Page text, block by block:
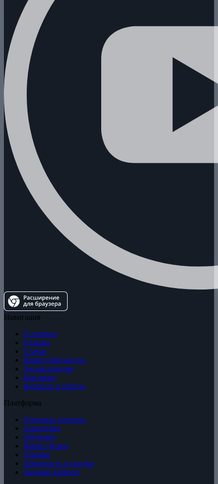
Навигация
О проекте
Отзывы
Статьи
ИнвестДайджесты
Энциклопедия
Контакты
Вопросы и ответы
Платформа
Торговые сигналы
Аналитика
Обучение
Наши сделки
Тарифы
Лояльность и скидки
Личный кабинет